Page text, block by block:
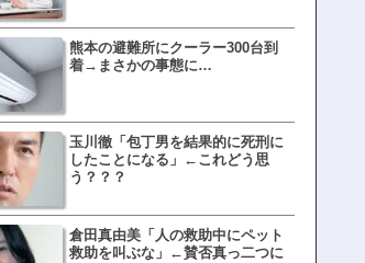
熊本の避難所にクーラー300台到
着→まさかの事態に…
玉川徹「包丁男を結果的に死刑に
したことになる」←これどう思
う？？？
倉田真由美「人の救助中にペット
救助を叫ぶな」←賛否真っ二つに
福岡テレビ局にとんでもな
アナが入社してしまうｗｗｗ
【衝撃】三笘が事故った時
てた車ってさ…←これw w
有吉「うまくても絶対に行
ない店」がこちら…ネット